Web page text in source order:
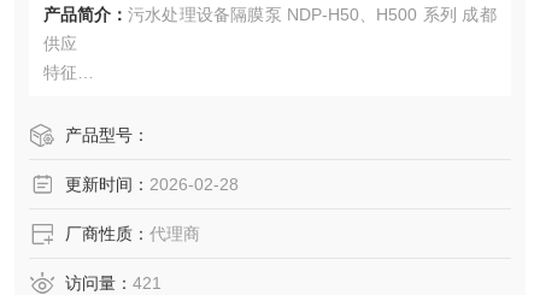
产品简介： 污水处理设备隔膜泵 NDP-H50、H500 系列 成都
供应
特征
在行程限制处激活空气切换阀，并且无油。动态密封件作为
它耐磨损，可确保泵长时间稳定运行。
气引至管道等的软管。
*2 树脂制泵体的最大供气压力取决于液体温度。
产品型号：
更新时间： 2026-02-28
厂商性质： 代理商
访问量： 421